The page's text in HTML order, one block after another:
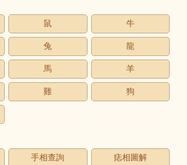
鼠 牛
兔 龍
馬 羊
雞 狗
手相查詢 痣相圖解